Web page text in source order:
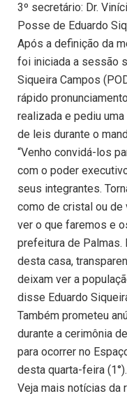
3º secretário: Dr.
Posse de Eduardo
Após a definição da
foi iniciada a sessão
Siqueira Campos
rápido
realizada e pediu
de leis durante o
“Venho convidá-los
com o poder
seus integrantes.
como de cristal ou de
ver o que faremos e
prefeitura de Palmas.
desta casa,
deixam ver a
disse Eduardo
Também prometeu
durante a cerimônia
para ocorrer no
desta quarta-feira (1°).
Veja mais notícias da